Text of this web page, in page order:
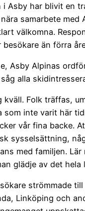
i Asby har blivit en
samarbete med
välkomna.
besökare än förra
Asby Alpinas
alla
kväll. Folk träffas,
som inte varit här
vår fina backe.
sysselsättning,
med familjen. Lär
glädje av det hela
strömmade
Linköping och